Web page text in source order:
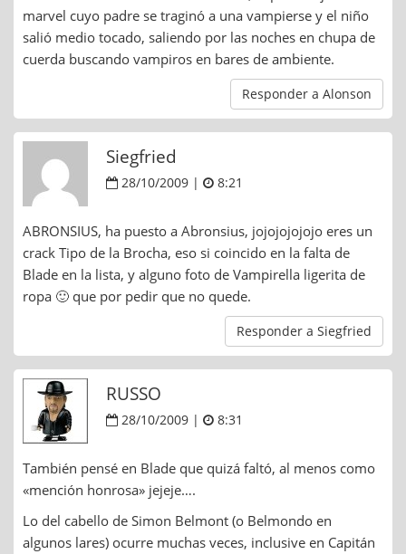
marvel cuyo padre se traginó a una vampierse y el niño
salió medio tocado, saliendo por las noches en chupa de
cuerda buscando vampiros en bares de ambiente.
Responder a Alonson
Siegfried
28/10/2009 | 8:21
ABRONSIUS, ha puesto a Abronsius, jojojojojojo eres un
crack Tipo de la Brocha, eso si coincido en la falta de
Blade en la lista, y alguno foto de Vampirella ligerita de
ropa 🙂 que por pedir que no quede.
Responder a Siegfried
RUSSO
28/10/2009 | 8:31
También pensé en Blade que quizá faltó, al menos como
«mención honrosa» jejeje….
Lo del cabello de Simon Belmont (o Belmondo en
algunos lares) ocurre muchas veces, inclusive en Capitán